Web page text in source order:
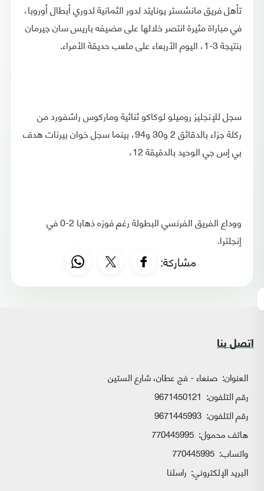
تأهل فريق مانشستر يونايتد لدور الثمانية لدوري أبطال أوروبا،
في مباراة مثيرة انتصر خلالها على مضيفه باريس سان جيرمان
بنتيجة 3-1، اليوم الأربعاء على ملعب حديقة الأمراء.
سجل للإنجليز روميلو لوكاكو ثنائية وماركوس راشفورد من
ركلة جزاء بالدقائق 2 و30 و94، بينما سجل خوان بيرنات هدف
بي إس جي الوحيد بالدقيقة 12،
ووداع الفريق الفرنسي البطولة رغم فوزه ذهابا 2-0 في
إنجلترا.
مشاركة:
اتصل بنا
العنوان: صنعاء - فج عطان، شارع الستين
رقم التلفون: 9671450121
رقم التلفون: 9671445993
هاتف محمول: 770445995
واتساب:
البريد الإلكتروني: راسلنا